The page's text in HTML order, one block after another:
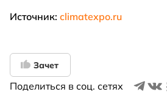
Источник: climatexpo.ru
Зачет
Поделиться в соц. сетях